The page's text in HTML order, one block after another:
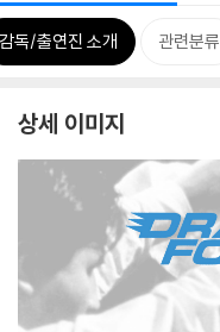
감독/출연진 소개 관련분류
상세 이미지